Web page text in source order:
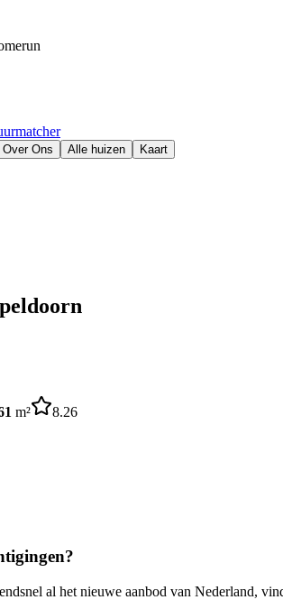
Over Ons Alle huizen Kaart
m² 8.26
al het nieuwe aanbod van Nederland,